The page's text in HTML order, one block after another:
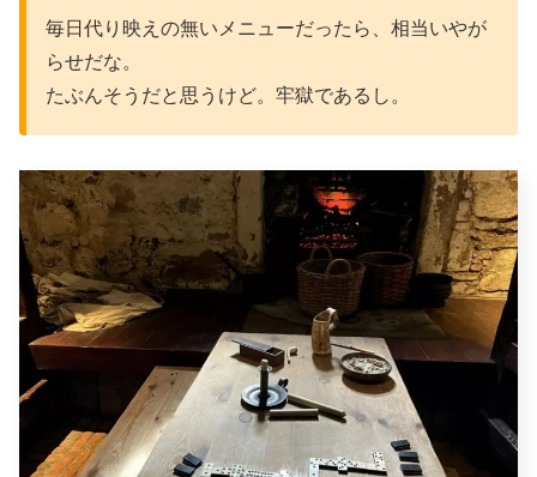
毎日代り映えの無いメニューだったら、相当いやが
らせだな。
たぶんそうだと思うけど。牢獄であるし。